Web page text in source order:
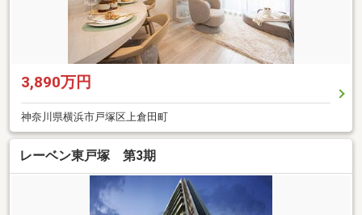
3,890万円
神奈川県横浜市戸塚区上倉田町
レーベン東戸塚 第3期